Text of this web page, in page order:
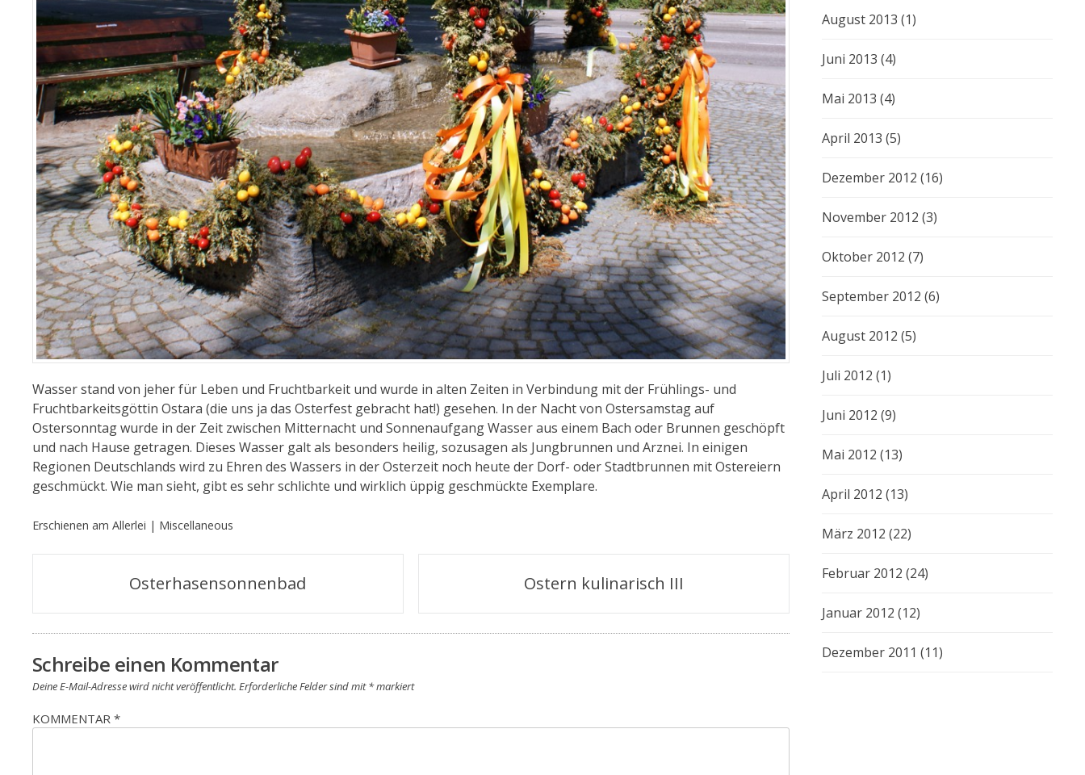
Wasser stand von jeher für Leben und Fruchtbarkeit und wurde in alten Zeiten in Verbindung mit der Frühlings- und
Fruchtbarkeitsgöttin Ostara (die uns ja das Osterfest gebracht hat!) gesehen. In der Nacht von Ostersamstag auf
Ostersonntag wurde in der Zeit zwischen Mitternacht und Sonnenaufgang Wasser aus einem Bach oder Brunnen geschöpft
und nach Hause getragen. Dieses Wasser galt als besonders heilig, sozusagen als Jungbrunnen und Arznei. In einigen
Regionen Deutschlands wird zu Ehren des Wassers in der Osterzeit noch heute der Dorf- oder Stadtbrunnen mit Ostereiern
geschmückt. Wie man sieht, gibt es sehr schlichte und wirklich üppig geschmückte Exemplare.
Erschienen am Allerlei | Miscellaneous
Beitragsnavigation
Osterhasensonnenbad Ostern kulinarisch III
Schreibe einen Kommentar
Deine E-Mail-Adresse wird nicht veröffentlicht. Erforderliche Felder sind mit*markiert
KOMMENTAR *
August 2013 (1)
Juni 2013 (4)
Mai 2013 (4)
April 2013 (5)
Dezember 2012 (16)
November 2012 (3)
Oktober 2012 (7)
September 2012 (6)
August 2012 (5)
Juli 2012 (1)
Juni 2012 (9)
Mai 2012 (13)
April 2012 (13)
März 2012 (22)
Februar 2012 (24)
Januar 2012 (12)
Dezember 2011 (11)